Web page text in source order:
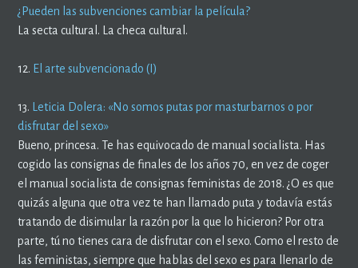
¿Pueden las subvenciones cambiar la película?
La secta cultural. La checa cultural.
12. El arte subvencionado (I)
13. Leticia Dolera: «No somos putas por masturbarnos o por
disfrutar del sexo»
Bueno, princesa. Te has equivocado de manual socialista. Has
cogido las consignas de finales de los años 70, en vez de coger
el manual socialista de consignas feministas de 2018. ¿O es que
quizás alguna que otra vez te han llamado puta y todavía estás
tratando de disimular la razón por la que lo hicieron? Por otra
parte, tú no tienes cara de disfrutar con el sexo. Como el resto de
las feministas, siempre que hablas del sexo es para llenarlo de